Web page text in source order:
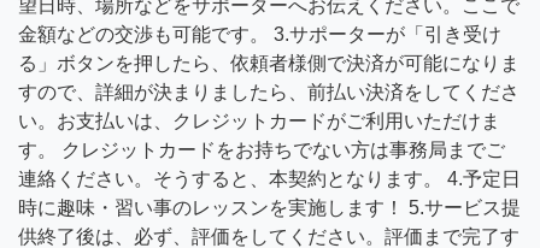
望日時、場所などをサポーターへお伝えください。ここで
金額などの交渉も可能です。 3.サポーターが「引き受け
る」ボタンを押したら、依頼者様側で決済が可能になりま
すので、詳細が決まりましたら、前払い決済をしてくださ
い。お支払いは、クレジットカードがご利用いただけま
す。 クレジットカードをお持ちでない方は事務局までご
連絡ください。そうすると、本契約となります。 4.予定日
時に趣味・習い事のレッスンを実施します！ 5.サービス提
供終了後は、必ず、評価をしてください。評価まで完了す